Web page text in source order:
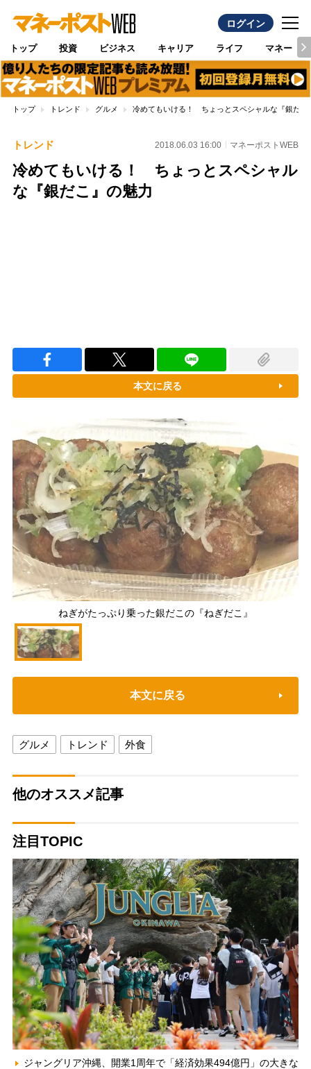
ログイン
トップ 投資 ビジネス キャリア ライフ マネー
トップ トレンド グルメ 冷めてもいける！ ちょっとスペシャルな『銀だこ
トレンド 2018.06.03 16:00 マネーポストWEB
冷めてもいける！ ちょっとスペシャル
な『銀だこ』の魅力
本文に戻る
ねぎがたっぷり乗った銀だこの『ねぎだこ』
本文に戻る
グルメ トレンド 外食
他のオススメ記事
注目TOPIC
ジャングリア沖縄、開業1周年で「経済効果494億円」の大きな